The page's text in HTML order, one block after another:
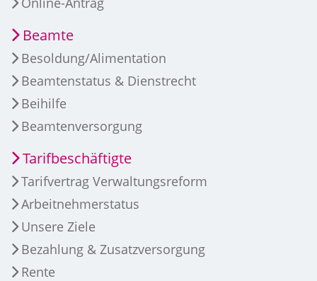
Beamte
Besoldung/Alimentation
Beamtenstatus & Dienstrecht
Beihilfe
Beamtenversorgung
Tarifbeschäftigte
Tarifvertrag Verwaltungsreform
Arbeitnehmerstatus
Unsere Ziele
Bezahlung & Zusatzversorgung
Rente